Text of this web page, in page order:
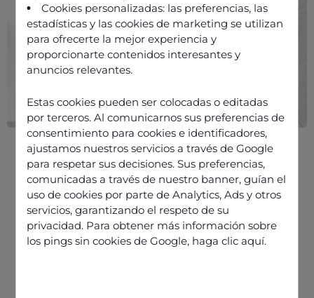
Cookies personalizadas: las preferencias, las
estadísticas y las cookies de marketing se utilizan
para ofrecerte la mejor experiencia y
proporcionarte contenidos interesantes y
anuncios relevantes.
Estas cookies pueden ser colocadas o editadas
por terceros. Al comunicarnos sus preferencias de
consentimiento para cookies e identificadores,
ajustamos nuestros servicios a través de Google
para respetar sus decisiones. Sus preferencias,
comunicadas a través de nuestro banner, guían el
uso de cookies por parte de Analytics, Ads y otros
servicios, garantizando el respeto de su
privacidad. Para obtener más información sobre
los pings sin cookies de Google, haga clic aquí.
L’expérience client et l’empathie :
vecteurs de retour sur
investissement et de fidélité